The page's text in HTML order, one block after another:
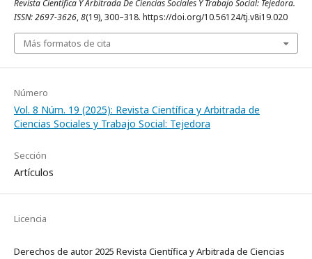
Revista Científica Y Arbitrada De Ciencias Sociales Y Trabajo Social: Tejedora.
ISSN: 2697-3626,8(19), 300–318. https://doi.org/10.56124/tj.v8i19.020
Más formatos de cita
Número
Vol. 8 Núm. 19 (2025): Revista Científica y Arbitrada de
Ciencias Sociales y Trabajo Social: Tejedora
Sección
Artículos
Licencia
Derechos de autor 2025 Revista Científica y Arbitrada de Ciencias